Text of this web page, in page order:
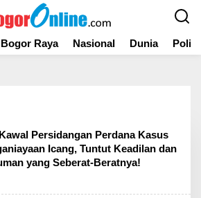
Bogor Raya Nasional Dunia
Persidangan Perdana Kasus
Icang, Tuntut Keadilan dan
yang Seberat-Beratnya!